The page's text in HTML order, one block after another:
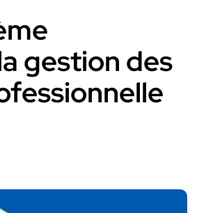
gestion des